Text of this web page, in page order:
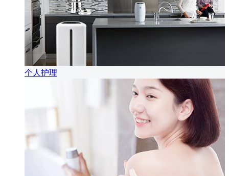
个人护理